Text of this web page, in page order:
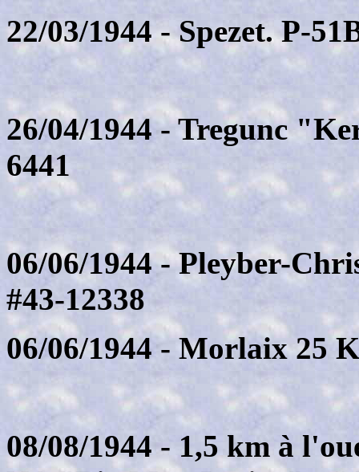
22/03/1944 - Spezet. P-
26/04/1944 - Tregunc
6441
06/06/1944 - Pleyber-
#43-12338
06/06/1944 - Morlaix 25
08/08/1944 - 1,5 km à